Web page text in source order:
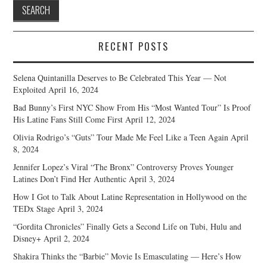
RECENT POSTS
Selena Quintanilla Deserves to Be Celebrated This Year — Not
Exploited April 16, 2024
Bad Bunny’s First NYC Show From His “Most Wanted Tour” Is Proof
His Latine Fans Still Come First April 12, 2024
Olivia Rodrigo’s “Guts” Tour Made Me Feel Like a Teen Again April
8, 2024
Jennifer Lopez’s Viral “The Bronx” Controversy Proves Younger
Latines Don’t Find Her Authentic April 3, 2024
How I Got to Talk About Latine Representation in Hollywood on the
TEDx Stage April 3, 2024
“Gordita Chronicles” Finally Gets a Second Life on Tubi, Hulu and
Disney+ April 2, 2024
Shakira Thinks the “Barbie” Movie Is Emasculating — Here’s How